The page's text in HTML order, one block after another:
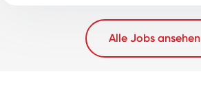
Alle Jobs ansehen